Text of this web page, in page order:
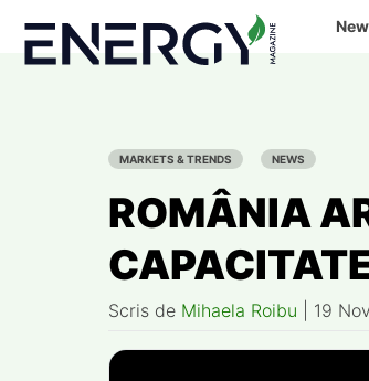
content
MARKETS & TRENDS NEWS
ROMÂNIA
Scris de Mihaela Roibu 19